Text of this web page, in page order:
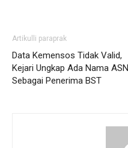
Artikulli paraprak
Data Kemensos Tidak Valid,
Kejari Ungkap Ada Nama ASN
Sebagai Penerima BST